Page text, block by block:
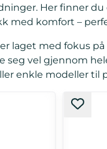
Her finner
med komfort –
laget med fokus
seg vel gjennom
enkle modeller til